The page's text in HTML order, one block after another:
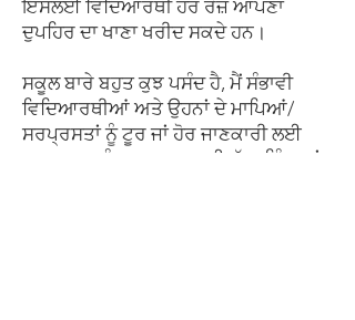
ਇਸਲਈ ਵਿਦਿਆਰਥੀ ਹਰ ਰੋਜ਼ ਆਪਣਾ
ਦੁਪਹਿਰ ਦਾ ਖਾਣਾ ਖਰੀਦ ਸਕਦੇ ਹਨ।
ਸਕੂਲ ਬਾਰੇ ਬਹੁਤ ਕੁਝ ਪਸੰਦ ਹੈ, ਮੈਂ ਸੰਭਾਵੀ
ਵਿਦਿਆਰਥੀਆਂ ਅਤੇ ਉਹਨਾਂ ਦੇ ਮਾਪਿਆਂ/
ਸਰਪ੍ਰਸਤਾਂ ਨੂੰ ਟੂਰ ਜਾਂ ਹੋਰ ਜਾਣਕਾਰੀ ਲਈ
ਸਕੂਲ ਨਾਲ ਸੰਪਰਕ ਕਰਨ ਲਈ ਸੱਦਾ ਦਿੰਦਾ ਹਾਂ।